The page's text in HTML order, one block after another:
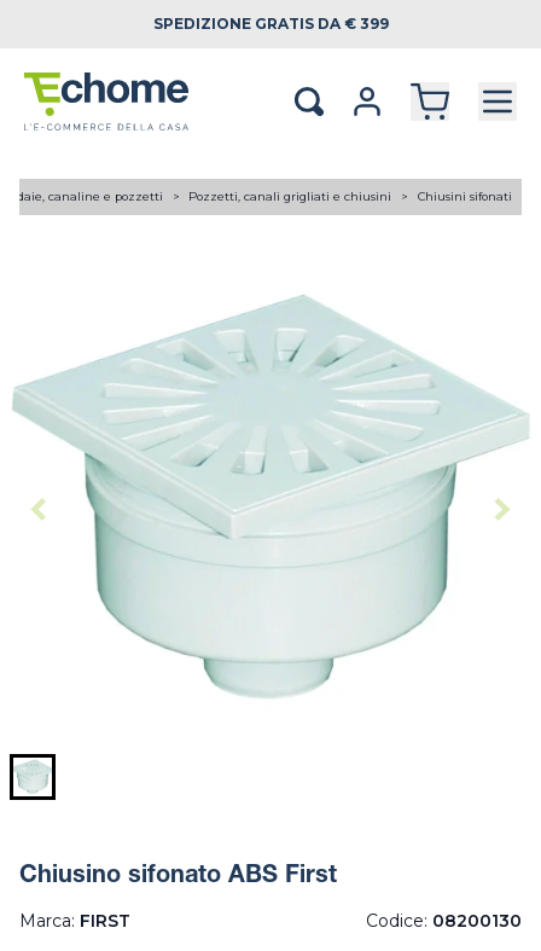
SPEDIZIONE GRATIS DA € 399
canaline e pozzetti Pozzetti, canali grigliati e chiusini Chiusini sifonati
Chiusino sifonato ABS First
Marca: FIRST Codice: 08200130